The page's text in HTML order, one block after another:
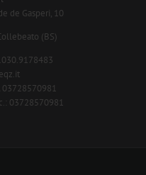
de Gasperi, 10
(BS)
03728570981
03728570981